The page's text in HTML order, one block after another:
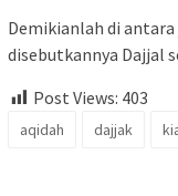
Demikianlah di
disebutkannya Dajjal
Post Views: 403
aqidah dajjak